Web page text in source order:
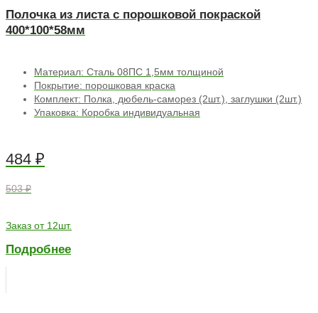
Полочка из листа с порошковой покраской
400*100*58мм
Материал: Сталь 08ПС 1,5мм толщиной
Покрытие: порошковая краска
Комплект: Полка, дюбель-саморез (2шт.), заглушки (2шт.)
Упаковка: Коробка индивидуальная
484 ₽
503 ₽
Заказ от 12шт.
Подробнее